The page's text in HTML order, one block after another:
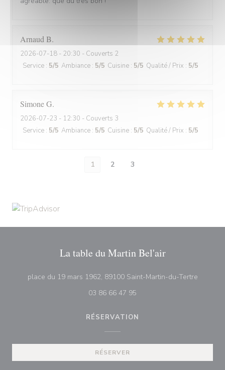
Arnaud B
2026-07-18 - 20:30 - Couverts 2
Service : 5/5 Ambiance : 5/5 Cuisine : 5/5 Qualité / Prix : 5/5
SimoneG
2026-07-23 - 12:30 - Couverts 3
Service : 5/5 Ambiance : 5/5 Cuisine : 5/5 Qualité / Prix : 5/5
1 2 3
La table du Martin Bel'air
place du 19 mars 1962, 89100 Saint-Martin-du-Tertre((ouvre
03 86 66 47 95
RÉSERVATION
RÉSERVER